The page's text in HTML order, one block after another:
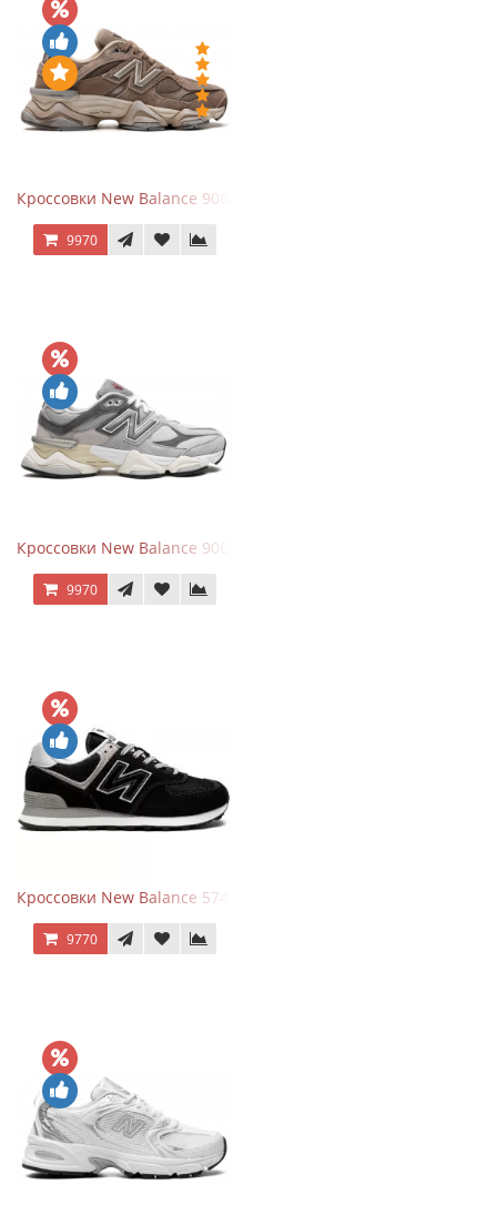
Кроссовки New Balance 9060 Mushroom
9970
Кроссовки New Balance 9060 Rain Cloud Grey
9970
Кроссовки New Balance 574 Evergreen Black
9770